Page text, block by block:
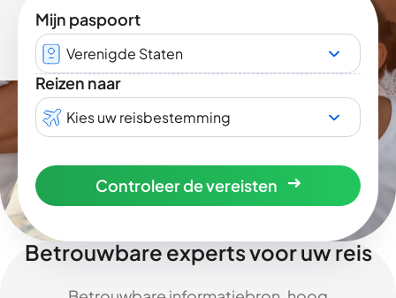
Mijn paspoort
Verenigde Staten
Reizen naar
Kies uw reisbestemming
Controleer de vereisten
Betrouwbare experts voor uw reis